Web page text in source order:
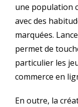
une population
avec des
marquées.
permet de
particulier les
commerce en
En outre, la